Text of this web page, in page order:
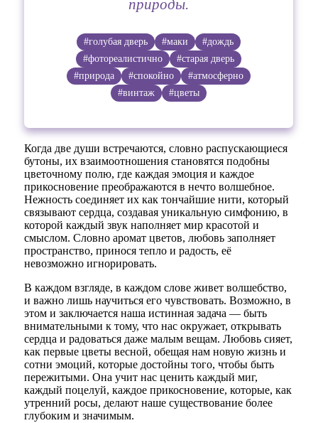
природы.
#голубая дверь #маки
#дождь
#фотореалистично
#старая дверь
#природа
#спокойно
#атмосферно
#винтаж
#цветы
Когда две души встречаются, словно распускающиеся
бутоны, их взаимоотношения становятся подобны
цветочному полю, где каждая эмоция и каждое
прикосновение преображаются в нечто волшебное.
Нежность соединяет их как тончайшие нити, который
связывают сердца, создавая уникальную симфонию, в
которой каждый звук наполняет мир красотой и
смыслом. Словно аромат цветов, любовь заполняет
пространство, принося тепло и радость, её
невозможно игнорировать.
В каждом взгляде, в каждом слове живет волшебство,
и важно лишь научиться его чувствовать. Возможно, в
этом и заключается наша истинная задача — быть
внимательными к тому, что нас окружает, открывать
сердца и радоваться даже малым вещам. Любовь сияет,
как первые цветы весной, обещая нам новую жизнь и
сотни эмоций, которые достойны того, чтобы быть
пережитыми. Она учит нас ценить каждый миг,
каждый поцелуй, каждое прикосновение, которые, как
утренний росы, делают наше существование более
глубоким и значимым.